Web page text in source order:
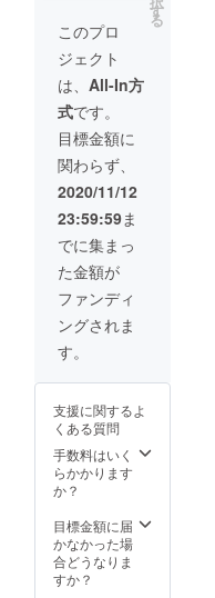
下さい
ね。
し慣れ
ると全
然気兼
ねなく
グルー
プでや
るのも
楽しい
です
よ。 ど
んなこ
とでも
ご相談
下さい
ね。
ら色ん
なアド
バイス
が出来
ると思
います
ので お
気軽に
お問い
合わせ
下さ
い。 •
開催時
は、終
了後に
て調整
しま
す。 •
ネット
環境は
ご用意
下さ
い。(ス
マホで
• 備考欄
にお名
前ご記
ており
ません •
交通費
別途必
要 • 備
考欄に
お名前
をご入
力くだ
さい。
＊生歌
もお披
露目し
ます。
愛情
たっぷ
り料理
をお届
ト表記
(社名・
個人名
可 任
意） ＊
カラオ
ケ同行
生歌披
露！ •
場所、
日時は
終了後
にメー
ルにて
調整し
ます。 •
お店に
到着か
ら一時
(場所は
内の
み カ
ラオケ
代、交
通費、
込みは
五万の
中に含
まれま
す
る
このプロ
ジェクト
は、 All-In方
式です。
目標金額に
関わらず、
2020/11/12
23:59:59ま
でに集まっ
た金額が
ファンディ
ングされま
す。
支援に関するよ
くある質問
手数料はいく
らかかります
か？
目標金額に届
かなかった場
合どうなりま
すか？